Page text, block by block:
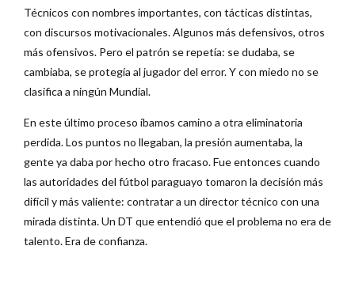
Técnicos con nombres importantes, con tácticas distintas,
con discursos motivacionales. Algunos más defensivos, otros
más ofensivos. Pero el patrón se repetía: se dudaba, se
cambiaba, se protegía al jugador del error. Y con miedo no se
clasifica a ningún Mundial.
En este último proceso íbamos camino a otra eliminatoria
perdida. Los puntos no llegaban, la presión aumentaba, la
gente ya daba por hecho otro fracaso. Fue entonces cuando
las autoridades del fútbol paraguayo tomaron la decisión más
difícil y más valiente: contratar a un director técnico con una
mirada distinta. Un DT que entendió que el problema no era de
talento. Era de confianza.